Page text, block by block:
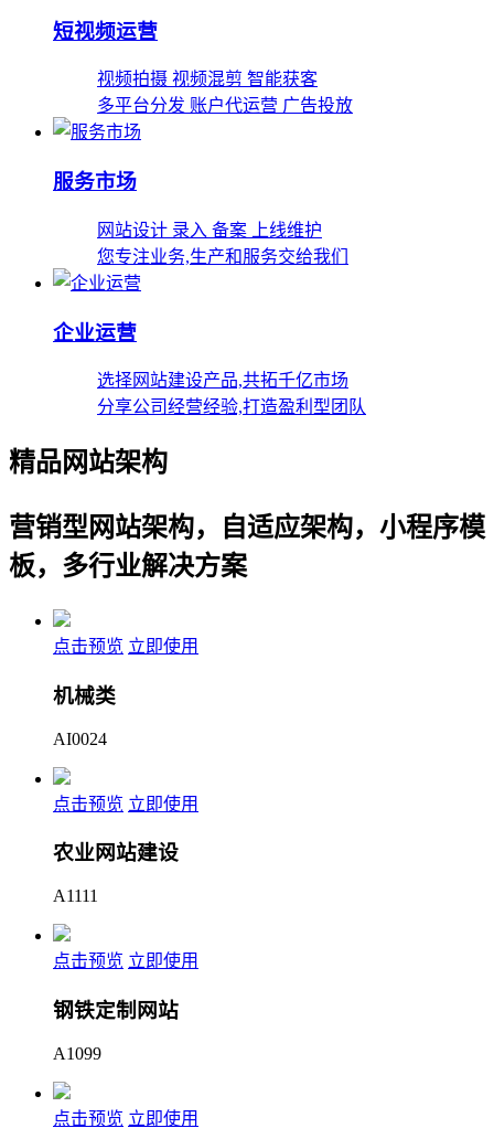
短视频运营
视频拍摄 视频混剪 智能获客
多平台分发 账户代运营 广告投放
服务市场
网站设计 录入 备案 上线维护
您专注业务,生产和服务交给我们
企业运营
选择网站建设产品,共拓千亿市场
分享公司经营经验,打造盈利型团队
精品网站架构
营销型网站架构，自适应架构，小程序模
板，多行业解决方案
点击预览 立即使用
机械类
AI0024
点击预览 立即使用
农业网站建设
A1111
点击预览 立即使用
钢铁定制网站
A1099
点击预览 立即使用